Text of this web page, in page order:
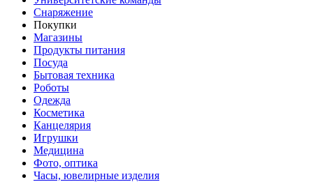
Снаряжение
Покупки
Магазины
Продукты питания
Посуда
Бытовая техника
Роботы
Одежда
Косметика
Канцелярия
Игрушки
Медицина
Фото, оптика
Часы, ювелирные изделия